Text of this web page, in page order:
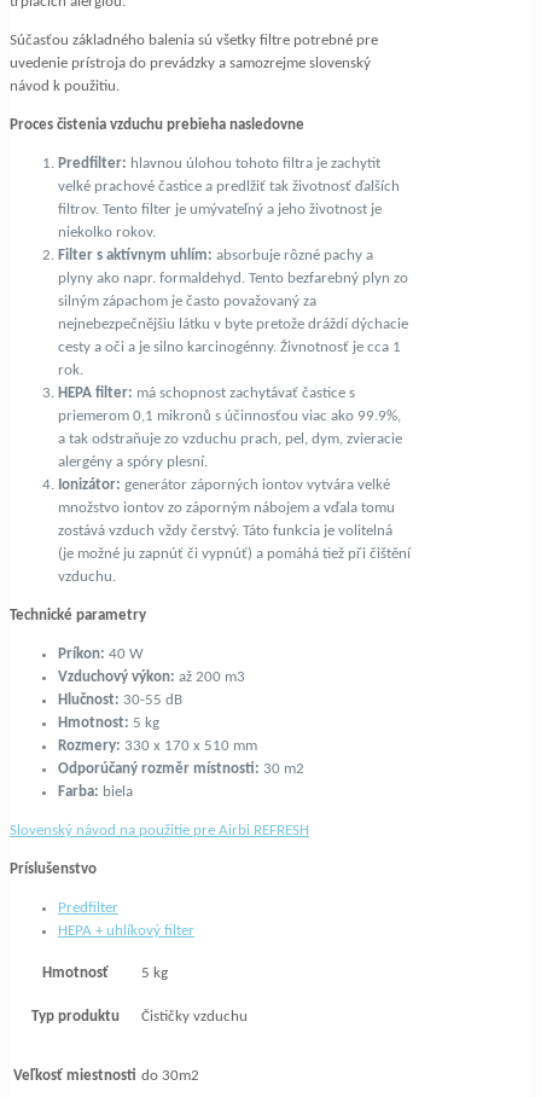
Súčasťou základného balenia sú všetky filtre potrebné pre
uvedenie prístroja do prevádzky a samozrejme slovenský
návod k použitiu.
Proces čistenia vzduchu prebieha nasledovne
Predfilter: hlavnou úlohou tohoto filtra je zachytit
velké prachové častice a predlžiť tak životnosť ďalších
filtrov. Tento filter je umývateľný a jeho životnost je
niekolko rokov.
Filter s aktívnym uhlím: absorbuje rôzné pachy a
plyny ako napr. formaldehyd. Tento bezfarebný plyn zo
silným zápachom je často považovaný za
nejnebezpečnějšiu látku v byte pretože dráždí dýchacie
cesty a oči a je silno karcinogénny. Živnotnosť je cca 1
rok.
HEPA filter: má schopnost zachytávať častice s
priemerom 0,1 mikronů s účinnosťou viac ako 99.9%,
a tak odstraňuje zo vzduchu prach, pel, dym, zvieracie
alergény a spóry plesní.
Ionizátor: generátor záporných iontov vytvára velké
množstvo iontov zo záporným nábojem a vďala tomu
zostává vzduch vždy čerstvý. Táto funkcia je volitelná
(je možné ju zapnúť či vypnúť) a pomáhá tiež při čištění
vzduchu.
Technické parametry
Príkon: 40 W
Vzduchový výkon: až 200 m3
Hlučnost: 30-55 dB
Hmotnost: 5 kg
Rozmery: 330 x 170 x 510 mm
Odporúčaný rozměr místnosti: 30 m2
Farba: biela
Slovenský návod na použitie pre Airbi REFRESH
Príslušenstvo
Predfilter
HEPA + uhlíkový filter
Hmotnosť 5 kg
Typ produktu Čističky vzduchu
Veľkosť miestnosti do 30m2